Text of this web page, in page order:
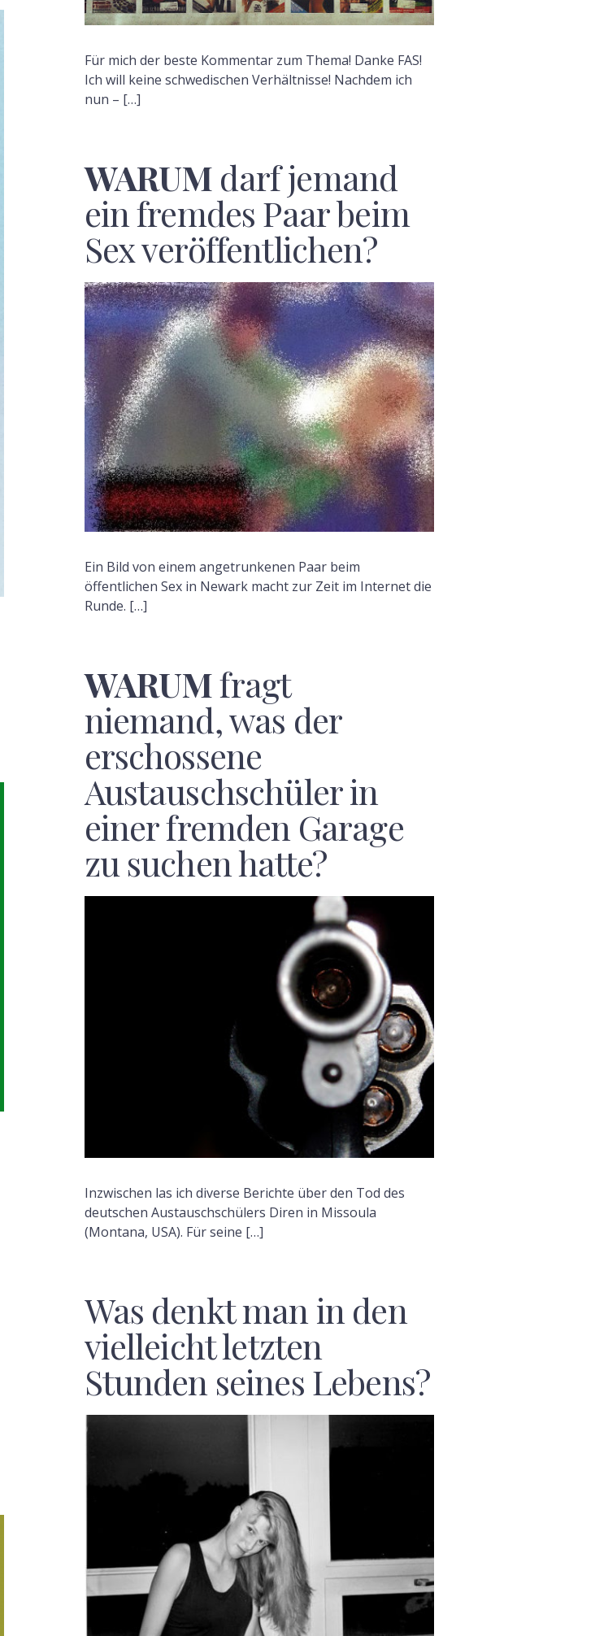
Für mich der beste Kommentar zum Thema! Danke FAS!
Ich will keine schwedischen Verhältnisse! Nachdem ich
nun – […]
WARUMdarf jemand
ein fremdes Paar beim
Sex veröffentlichen?
F
Ein Bild von einem angetrunkenen Paar beim
öffentlichen Sex in Newark macht zur Zeit im Internet die
Runde. […]
WARUMfragt
niemand, was der
erschossene
Austauschschüler in
einer fremden Garage
zu suchen hatte?
F
Inzwischen las ich diverse Berichte über den Tod des
deutschen Austauschschülers Diren in Missoula
(Montana, USA). Für seine […]
Was denkt man in den
vielleicht letzten
Stunden seines Lebens?
F